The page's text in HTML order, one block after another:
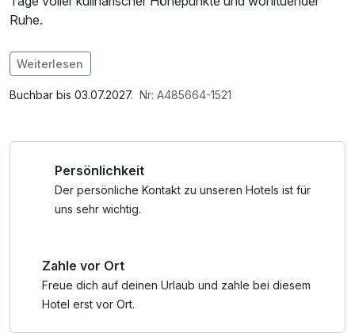
Ruhe.
Im Angebot enthalten
1 Flasche Mineralwasser, Saunabenutzung,
Leihbademantel, Nutzung des Fitnessbereichs, Nutzung
Weiterlesen
Buchbar bis 03.07.2027. Nr: A485664-1521
Persönlichkeit
Der persönliche Kontakt zu unseren Hotels ist für
uns sehr wichtig.
Zahle vor Ort
Freue dich auf deinen Urlaub und zahle bei diesem
Hotel erst vor Ort.